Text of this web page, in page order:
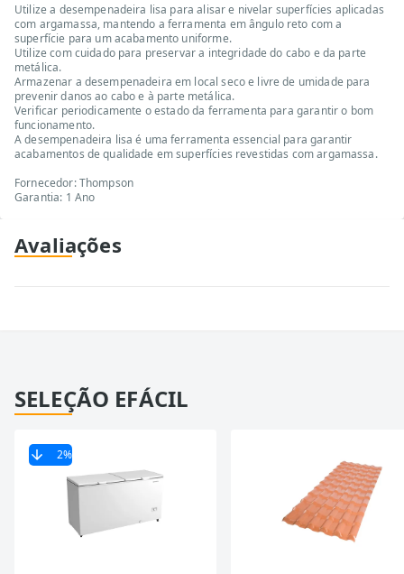
Utilize a desempenadeira lisa para alisar e nivelar superfícies aplicadas
com argamassa, mantendo a ferramenta em ângulo reto com a
superfície para um acabamento uniforme.
Utilize com cuidado para preservar a integridade do cabo e da parte
metálica.
Armazenar a desempenadeira em local seco e livre de umidade para
prevenir danos ao cabo e à parte metálica.
Verificar periodicamente o estado da ferramenta para garantir o bom
funcionamento.
A desempenadeira lisa é uma ferramenta essencial para garantir
acabamentos de qualidade em superfícies revestidas com argamassa.
Fornecedor: Thompson
Garantia: 1 Ano
Avaliações
SELEÇÃO EFÁCIL
2%